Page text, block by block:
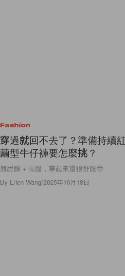
Fashion
穿過就回不去了？準備持續
繭型牛仔褲要怎麼挑？
翹屁股 + 長腿，穿起來還很舒服🥹
By Ellen Wang/2025年10月18日